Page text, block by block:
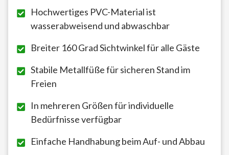
Hochwertiges PVC-Material ist
wasserabweisend und abwaschbar
Breiter 160 Grad Sichtwinkel für alle Gäste
Stabile Metallfüße für sicheren Stand im
Freien
In mehreren Größen für individuelle
Bedürfnisse verfügbar
Einfache Handhabung beim Auf- und Abbau